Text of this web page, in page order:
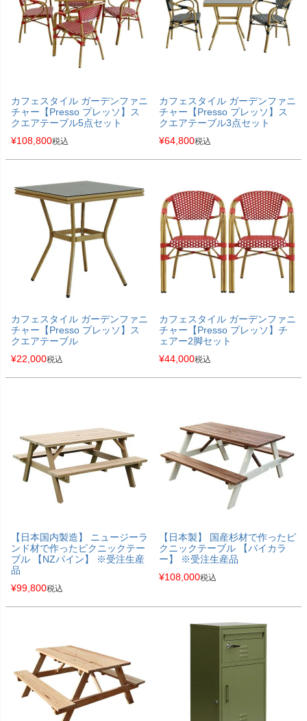
カフェスタイル ガーデンファニ
チャー【Presso プレッソ】ス
クエアテーブル5点セット
¥108,800税込
カフェスタイル ガーデンファニ
チャー【Presso プレッソ】ス
クエアテーブル3点セット
¥64,800税込
カフェスタイル ガーデンファニ
チャー【Presso プレッソ】ス
クエアテーブル
¥22,000税込
カフェスタイル ガーデンファニ
チャー【Presso プレッソ】チ
ェアー2脚セット
¥44,000税込
【日本国内製造】 ニュージーラ
ンド材で作ったピクニックテー
ブル 【NZパイン】 ※受注生産
品
¥99,800税込
【日本製】 国産杉材で作ったピ
クニックテーブル 【バイカラ
ー】 ※受注生産品
¥108,000税込